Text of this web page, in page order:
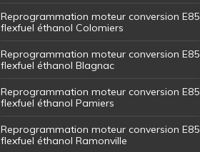
Reprogrammation moteur conversion E85
flexfuel éthanol Colomiers
Reprogrammation moteur conversion E85
flexfuel éthanol Blagnac
Reprogrammation moteur conversion E85
flexfuel éthanol Pamiers
Reprogrammation moteur conversion E85
flexfuel éthanol Ramonville